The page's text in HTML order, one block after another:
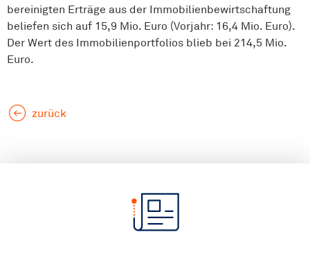
bereinigten Erträge aus der Immobilienbewirtschaftung
beliefen sich auf 15,9 Mio. Euro (Vorjahr: 16,4 Mio. Euro).
Der Wert des Immobilienportfolios blieb bei 214,5 Mio.
Euro.
zurück